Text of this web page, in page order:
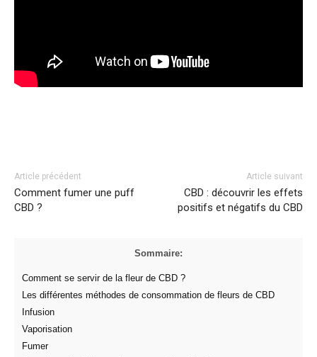
Article précédent
Comment fumer une puff
CBD ?
Article suivant
CBD : découvrir les effets
positifs et négatifs du CBD
Sommaire:
Comment se servir de la fleur de CBD ?
Les différentes méthodes de consommation de fleurs de CBD
Infusion
Vaporisation
Fumer